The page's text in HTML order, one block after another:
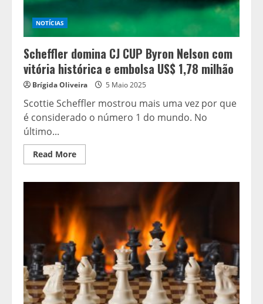
NOTÍCIAS
Scheffler domina CJ CUP Byron Nelson com
vitória histórica e embolsa US$ 1,78 milhão
Brígida Oliveira 5 Maio 2025
Scottie Scheffler mostrou mais uma vez por que
é considerado o número 1 do mundo. No
último...
Read MoreRead
more
CUP
Byron
Nelson
com
vitória
histórica
e
embolsa
US$
1,78
milhão